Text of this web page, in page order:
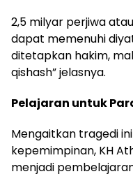
2,5 milyar perjiwa
dapat memenuhi
ditetapkan hakim,
qishash” jelasnya.
Pelajaran untuk
Mengaitkan tragedi
kepemimpinan, KH
menjadi